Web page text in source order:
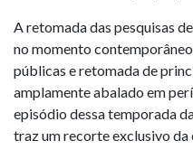
A retomada das pesquisas
no momento
públicas e retomada de
amplamente abalado em
episódio dessa temporada
traz um recorte exclusivo